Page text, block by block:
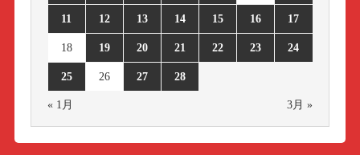
11 12 13 14 15 16 17
18 19 20 21 22 23 24
25 26 27 28
« 1月 3月 »